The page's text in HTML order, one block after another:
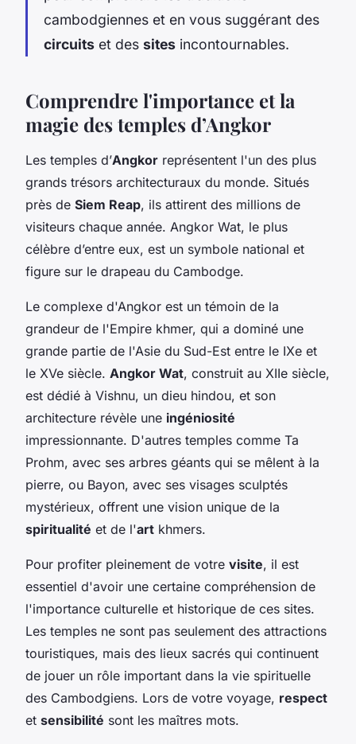
cambodgiennes et en vous suggérant des
circuits et des sites incontournables.
Comprendre l'importance et la
magie des temples d’Angkor
Les temples d’Angkor représentent l'un des plus
grands trésors architecturaux du monde. Situés
près de Siem Reap, ils attirent des millions de
visiteurs chaque année. Angkor Wat, le plus
célèbre d’entre eux, est un symbole national et
figure sur le drapeau du Cambodge.
Le complexe d'Angkor est un témoin de la
grandeur de l'Empire khmer, qui a dominé une
grande partie de l'Asie du Sud-Est entre le IXe et
le XVe siècle. Angkor Wat, construit au XIIe siècle,
est dédié à Vishnu, un dieu hindou, et son
architecture révèle une ingéniosité
impressionnante. D'autres temples comme Ta
Prohm, avec ses arbres géants qui se mêlent à la
pierre, ou Bayon, avec ses visages sculptés
mystérieux, offrent une vision unique de la
spiritualité et de l'art khmers.
Pour profiter pleinement de votre visite, il est
essentiel d'avoir une certaine compréhension de
l'importance culturelle et historique de ces sites.
Les temples ne sont pas seulement des attractions
touristiques, mais des lieux sacrés qui continuent
de jouer un rôle important dans la vie spirituelle
des Cambodgiens. Lors de votre voyage, respect
et sensibilité sont les maîtres mots.